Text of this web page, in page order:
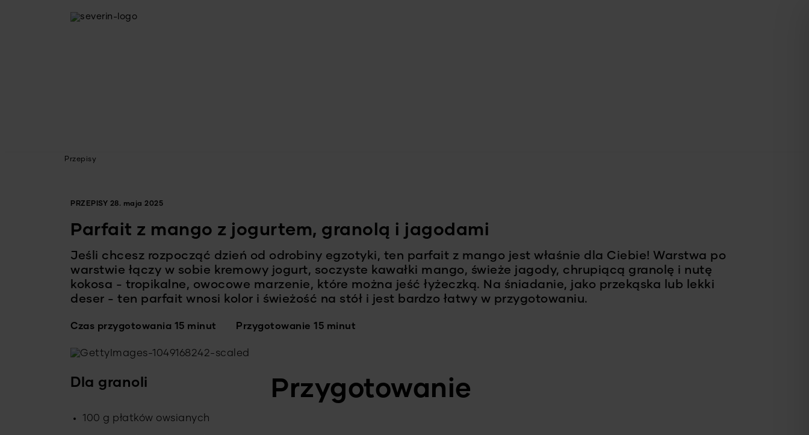
Przepisy
PRZEPISY 28. maja 2025
Parfait z mango z jogurtem, granolą i jagodami
Jeśli chcesz rozpocząć dzień od odrobiny egzotyki, ten parfait z mango jest właśnie dla Ciebie! Warstwa po
warstwie łączy w sobie kremowy jogurt, soczyste kawałki mango, świeże jagody, chrupiącą granolę i nutę
kokosa - tropikalne, owocowe marzenie, które można jeść łyżeczką. Na śniadanie, jako przekąska lub lekki
deser - ten parfait wnosi kolor i świeżość na stół i jest bardzo łatwy w przygotowaniu.
Czas przygotowania 15 minut Przygotowanie 15 minut
Dla granoli
100 g płatków owsianych
Przygotowanie